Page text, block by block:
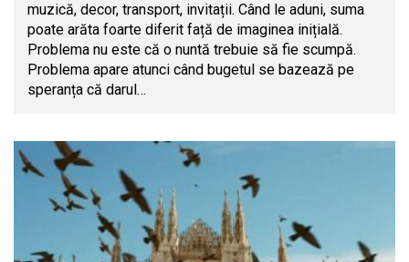
muzică, decor, transport, invitații. Când le aduni, suma
poate arăta foarte diferit față de imaginea inițială.
Problema nu este că o nuntă trebuie să fie scumpă.
Problema apare atunci când bugetul se bazează pe
speranța că darul…